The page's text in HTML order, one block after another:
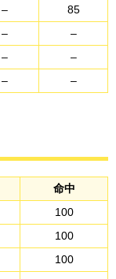
–
85
–
–
–
–
– –
命中
100
100
100